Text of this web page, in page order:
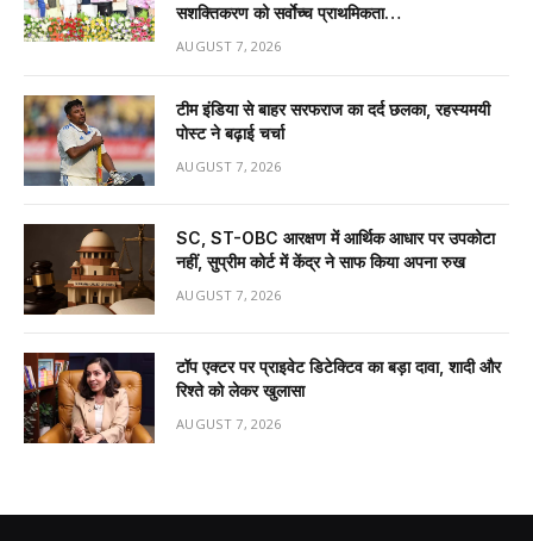
सशक्तिकरण को सर्वाेच्च प्राथमिकता…
AUGUST 7, 2026
टीम इंडिया से बाहर सरफराज का दर्द छलका, रहस्यमयी
पोस्ट ने बढ़ाई चर्चा
AUGUST 7, 2026
SC, ST-OBC आरक्षण में आर्थिक आधार पर उपकोटा
नहीं, सुप्रीम कोर्ट में केंद्र ने साफ किया अपना रुख
AUGUST 7, 2026
टॉप एक्टर पर प्राइवेट डिटेक्टिव का बड़ा दावा, शादी और
रिश्ते को लेकर खुलासा
AUGUST 7, 2026